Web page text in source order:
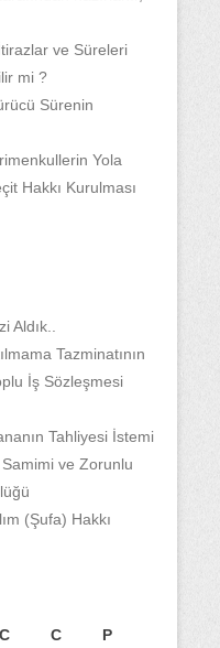
ve Süreleri
mi ?
Sürenin
Yola
Hakkı Kurulması
Aldık..
Tazminatının
İş Sözleşmesi
Tahliyesi İstemi
Samimi ve Zorunlu
(Şufa) Hakkı
C C P